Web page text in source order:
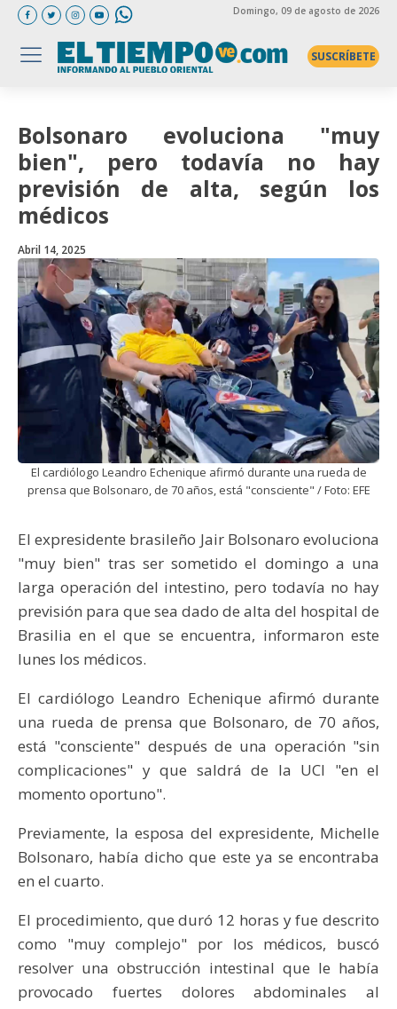
Domingo, 09 de agosto de 2026
SUSCRÍBETE
Bolsonaro evoluciona "muy
bien", pero todavía no hay
previsión de alta, según los
médicos
Abril 14, 2025
El cardiólogo Leandro Echenique afirmó durante una rueda de
prensa que Bolsonaro, de 70 años, está "consciente" / Foto: EFE
El expresidente brasileño Jair Bolsonaro evoluciona
"muy bien" tras ser sometido el domingo a una
larga operación del intestino, pero todavía no hay
previsión para que sea dado de alta del hospital de
Brasilia en el que se encuentra, informaron este
lunes los médicos.
El cardiólogo Leandro Echenique afirmó durante
una rueda de prensa que Bolsonaro, de 70 años,
está "consciente" después de una operación "sin
complicaciones" y que saldrá de la UCI "en el
momento oportuno".
Previamente, la esposa del expresidente, Michelle
Bolsonaro, había dicho que este ya se encontraba
en el cuarto.
El procedimiento, que duró 12 horas y fue descrito
como "muy complejo" por los médicos, buscó
resolver una obstrucción intestinal que le había
provocado fuertes dolores abdominales al